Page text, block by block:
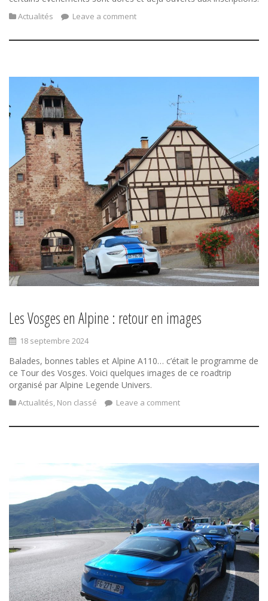
Actualités Leave a comment
Les Vosges en Alpine : retour en images
18 septembre 2024
Balades, bonnes tables et Alpine A110… c’était le programme de
ce Tour des Vosges. Voici quelques images de ce roadtrip
organisé par Alpine Legende Univers.
Actualités, Non classé Leave a comment